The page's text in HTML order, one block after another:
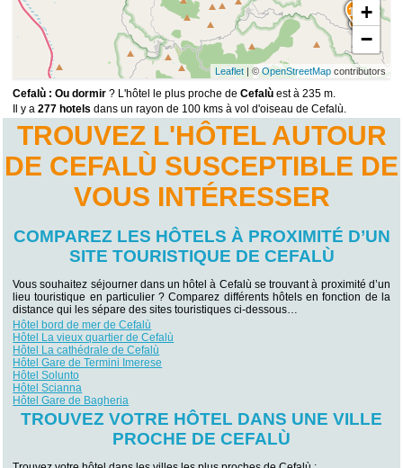
14 +
−
Leaflet| © OpenStreetMapcontributors
Cefalù : Ou dormir ? L'hôtel le plus proche deCefalù est à 235 m.
Il y a277 hotels dans un rayon de 100 kms à vol d'oiseau de Cefalù.
TROUVEZ L'HÔTEL AUTOUR
DE CEFALÙ SUSCEPTIBLE DE
VOUS INTÉRESSER
COMPAREZ LES HÔTELS À PROXIMITÉ D’UN
SITE TOURISTIQUE DE CEFALÙ
Vous souhaitez séjourner dans un hôtel à Cefalù se trouvant à proximité d’un
lieu touristique en particulier ? Comparez différents hôtels en fonction de la
distance qui les sépare des sites touristiques ci-dessous…
Hôtel bord de mer de Cefalù
Hôtel La vieux quartier de Cefalù
Hôtel La cathédrale de Cefalù
Hôtel Gare de Termini Imerese
Hôtel Solunto
Hôtel Scianna
Hôtel Gare de Bagheria
TROUVEZ VOTRE HÔTEL DANS UNE VILLE
PROCHE DE CEFALÙ